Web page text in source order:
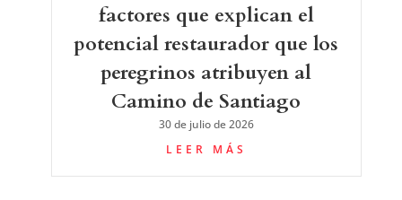
factores que explican el
potencial restaurador que los
peregrinos atribuyen al
Camino de Santiago
30 de julio de 2026
LEER MÁS